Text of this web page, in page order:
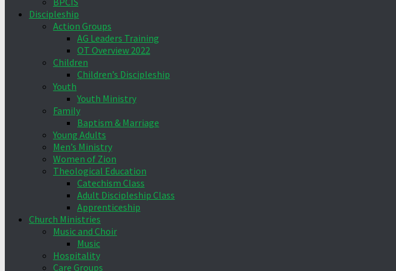
Discipleship
Action Groups
AG Leaders Training
OT Overview 2022
Children
Children’s Discipleship
Youth
Youth Ministry
Family
Baptism & Marriage
Young Adults
Men’s Ministry
Women of Zion
Theological Education
Catechism Class
Adult Discipleship Class
Apprenticeship
Church Ministries
Music and Choir
Music
Hospitality
Care Groups